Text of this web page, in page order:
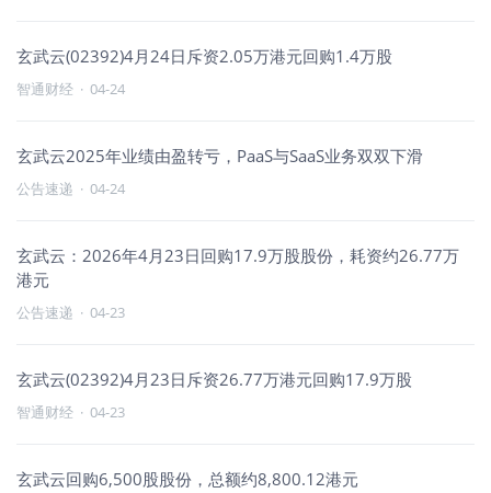
玄武云(02392)4月24日斥资2.05万港元回购1.4万股
智通财经 · 04-24
玄武云2025年业绩由盈转亏，PaaS与SaaS业务双双下滑
公告速递 · 04-24
玄武云：2026年4月23日回购17.9万股股份，耗资约26.77万
港元
公告速递 · 04-23
玄武云(02392)4月23日斥资26.77万港元回购17.9万股
智通财经 · 04-23
玄武云回购6,500股股份，总额约8,800.12港元